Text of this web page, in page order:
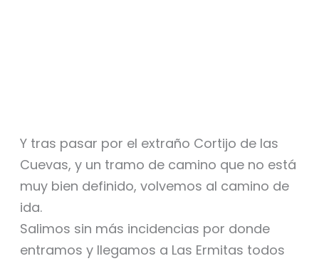
Y tras pasar por el extraño Cortijo de las
Cuevas, y un tramo de camino que no está
muy bien definido, volvemos al camino de
ida.
Salimos sin más incidencias por donde
entramos y llegamos a Las Ermitas todos